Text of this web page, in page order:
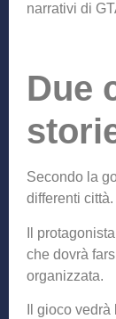
narrativi di
Due
Secondo la
differenti città.
Il
che dovrà
organizzata.
Il gioco